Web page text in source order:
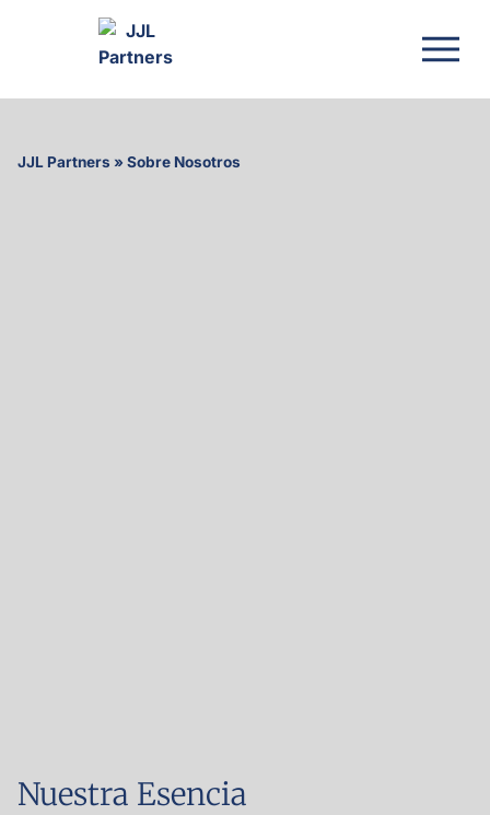
JJL Partners » Sobre Nosotros
Nuestra Esencia